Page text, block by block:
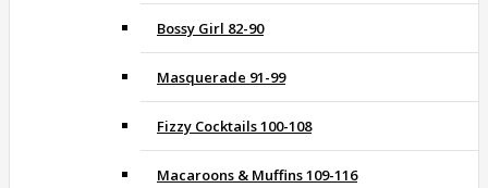
Bossy Girl 82-90
Masquerade 91-99
Fizzy Cocktails 100-108
Macaroons & Muffins 109-116